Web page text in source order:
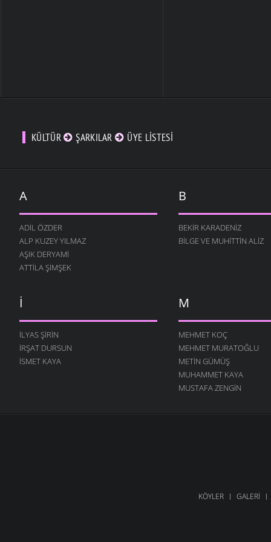
KÜLTÜR ŞARKILAR ÜYE LISTESI
A
ADIL ÖZDER
ALP KUZEY YILMAZ
AŞIK DERYAMI
ATTILA ŞIMŞEK
B
BEKIR KARADENIZ
BILGE VE MUHITTIN ALIZ
I
İLYAS ŞIRIN
İRŞAT DURSUN
ISMET KAYA
M
MEHMET KOÇ
MEHMET MURATOĞLU
METIN GÜMÜŞ
MUHAMMET KAYA
MUSTAFA ZENGIN
KÖYLER GALERI